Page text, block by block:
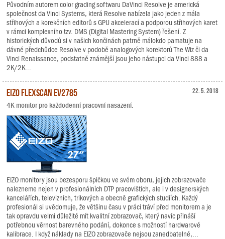
Původním autorem color grading softwaru DaVinci Resolve je americká
společnost da Vinci Systems, která Resolve nabízela jako jeden z mála
střihových a korekčních editorů s GPU akcelerací a podporou střihových karet
v rámci komplexního tzv. DMS (Digital Mastering System) řešení. Z
historických důvodů si v našich končinách patrně málokdo pamatuje na
dávné předchůdce Resolve v podobě analogových korektorů The Wiz či da
Vinci Renaissance, podstatně známější jsou jeho nástupci da Vinci 888 a
2K/2K...
22. 5. 2018
EIZO FlexScan EV2785
4K monitor pro každodenní pracovní nasazení.
EIZO monitory jsou bezesporu špičkou ve svém oboru, jejich zobrazovače
nalezneme nejen v profesionálních DTP pracovištích, ale i v designerských
kancelářích, televizních, trikových a obecně grafických studiích. Každý
profesionál si uvědomuje, že většinu času v práci tráví před monitorem a je
tak opravdu velmi důležité mít kvalitní zobrazovač, který navíc přináší
potřebnou věrnost barevného podání, dokonce s možností hardwarové
kalibrace. I když náklady na EIZO zobrazovače nejsou zanedbatelné,...